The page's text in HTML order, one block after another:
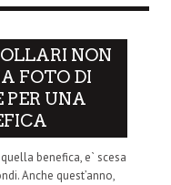
NON
FOTO DI
UNA
quella benefica, e` scesa
Anche quest’anno,